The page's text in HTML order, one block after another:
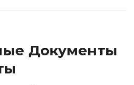
Документы